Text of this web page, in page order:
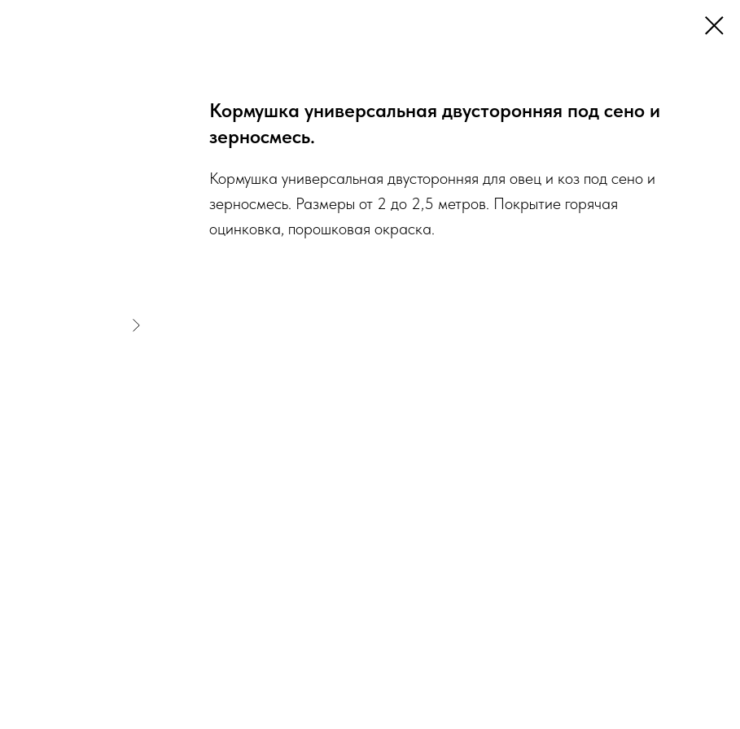
Кормушка универсальная двусторонняя под сено и
зерносмесь.
Кормушка универсальная двусторонняя для овец и коз под сено и
зерносмесь. Размеры от 2 до 2,5 метров. Покрытие горячая
оцинковка, порошковая окраска.